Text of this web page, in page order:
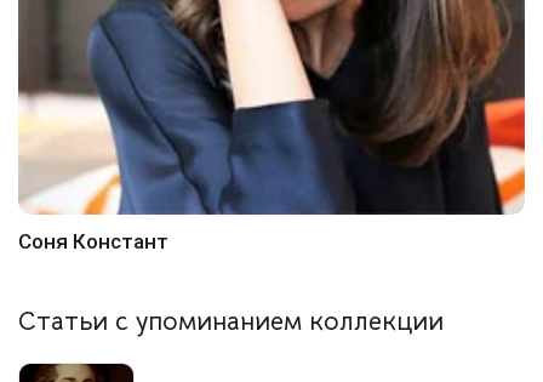
Соня Констант
Статьи с упоминанием коллекции